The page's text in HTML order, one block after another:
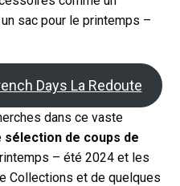
sac pour le printemps –
Days La Redoute
dans ce vaste
sélection de coups de
– été 2024 et les
Collections et de quelques